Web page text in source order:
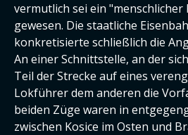
vermutlich sei ein "menschlicher
gewesen. Die staatliche
konkretisierte schließlich die
An einer Schnittstelle, an der
Teil der Strecke auf eines
Lokführer dem anderen die
beiden Züge waren in
zwischen Kosice im Osten und